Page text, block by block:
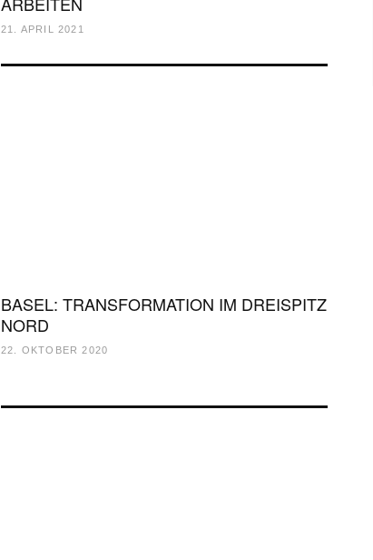
21. APRIL 2021
BASEL: TRANSFORMATION IM DREISPITZ
NORD
22. OKTOBER 2020